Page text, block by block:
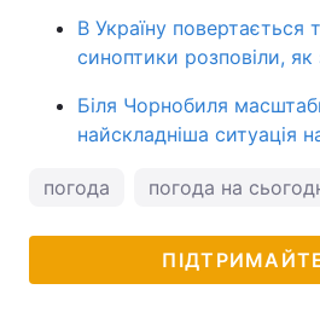
В Україну повертається
синоптики розповіли, як
Біля Чорнобиля
найскладніша ситуація
погода погода на